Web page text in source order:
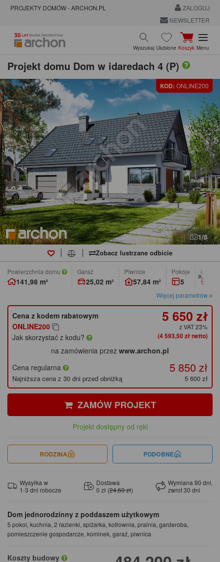
PROJEKTY DOMÓW - ARCHON.PL
ZALOGUJ
NEWSLETTER
Wyszukaj Ulubione Koszyk Menu
Projekt domu Dom w idaredach 4 (P)
KOD: ONLINE200
1/8
Zobacz lustrzane odbicie
Powierzchnia domu
141,98 m²
Garaż
25,02 m²
Piwnice
57,84 m²
pokoje
5
Więcej parametrów
Dom jednorodzinny z poddaszem użytkowym
5 pokoi, kuchnia, 2 łazienki, spiżarka, kotłownia, pralnia, garderoba,
pomieszczenie gospodarcze, kominek, garaż, piwnica
Koszty budowy
Cena z kodem rabatowym
ONLINE200
Jak skorzystać z kodu?
5 650 zł
z VAT 23%
(4 593,50 zł netto)
na zamówienia przez www.archon.pl
Cena regularna
5 850 zł
Najniższa cena z 30 dni przed obniżką 5 600 zł
ZAMÓW PROJEKT
Projekt dostępny od ręki
RODZINA PODOBNE
Wysyłka w
1-3 dni robocze
Dostawa
0 zł (24,60 zł)
Wymiana 90 dni,
zwrot 30 dni